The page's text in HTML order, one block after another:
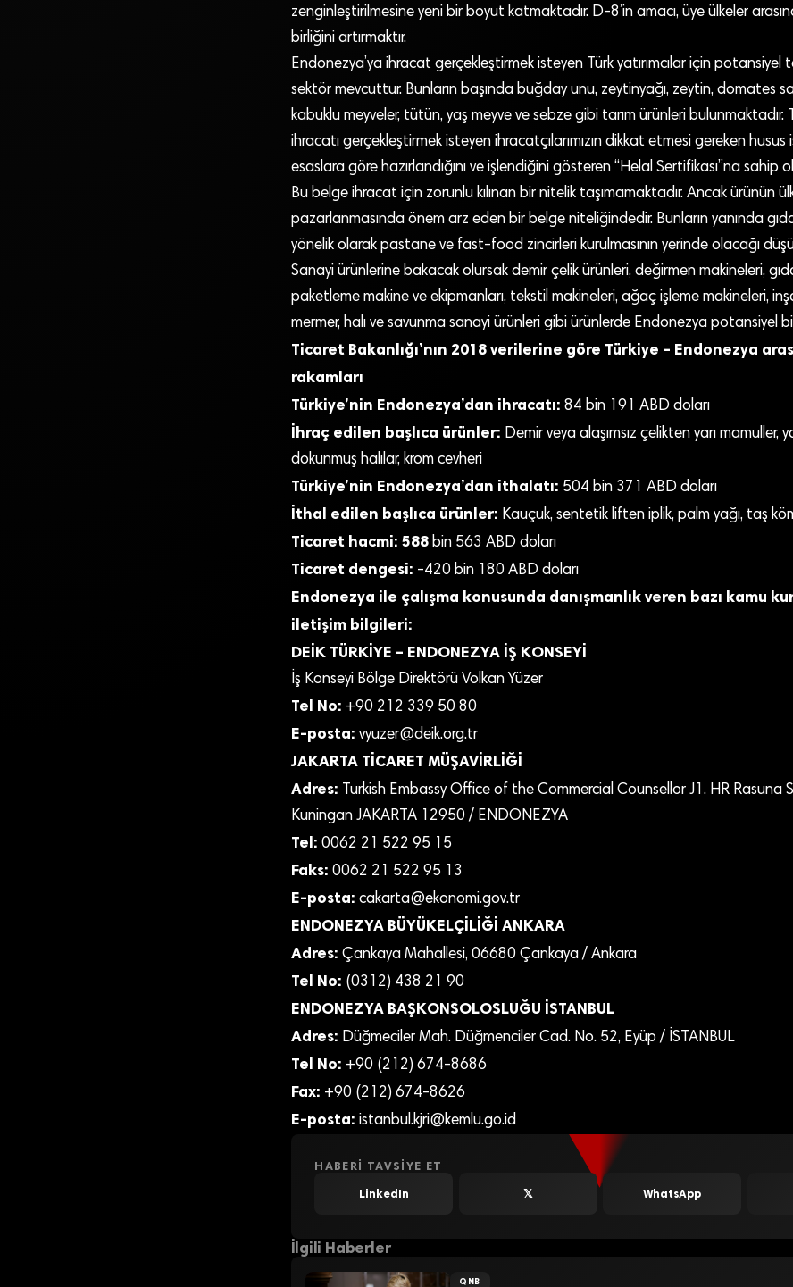
zenginleştirilmesine yeni bir boyut katmaktadır. D-8’in amacı, üye ülkeler
birliğini artırmaktır.
Endonezya’ya ihracat gerçekleştirmek isteyen Türk yatırımcılar için potansiyel
sektör mevcuttur. Bunların başında buğday unu, zeytinyağı, zeytin, domates
kabuklu meyveler, tütün, yaş meyve ve sebze gibi tarım ürünleri bulunmaktadır.
ihracatı gerçekleştirmek isteyen ihracatçılarımızın dikkat etmesi gereken husus
esaslara göre hazırlandığını ve işlendiğini gösteren “Helal Sertifikası”na sahip
Bu belge ihracat için zorunlu kılınan bir nitelik taşımamaktadır. Ancak ürünün
pazarlanmasında önem arz eden bir belge niteliğindedir. Bunların yanında
yönelik olarak pastane ve fast-food zincirleri kurulmasının yerinde olacağı
Sanayi ürünlerine bakacak olursak demir çelik ürünleri, değirmen makineleri,
paketleme makine ve ekipmanları, tekstil makineleri, ağaç işleme makineleri,
mermer, halı ve savunma sanayi ürünleri gibi ürünlerde Endonezya potansiyel
Ticaret Bakanlığı’nın 2018 verilerine göre Türkiye – Endonezya
rakamları
Türkiye’nin Endonezya’dan ihracatı: 84 bin 191 ABD doları
İhraç edilen başlıca ürünler: Demir veya alaşımsız çelikten yarı mamuller,
dokunmuş halılar, krom cevheri
Türkiye’nin Endonezya’dan ithalatı: 504 bin 371 ABD doları
İthal edilen başlıca ürünler: Kauçuk, sentetik liften iplik, palm yağı, taş
Ticaret hacmi: 588bin 563 ABD doları
Ticaret dengesi: -420 bin 180 ABD doları
Endonezya ile çalışma konusunda danışmanlık veren bazı kamu
iletişim bilgileri:
DEİK TÜRKİYE – ENDONEZYA İŞ KONSEYİ
İş Konseyi Bölge Direktörü Volkan Yüzer
Tel No: +90 212 339 50 80
E-posta: vyuzer@deik.org.tr
JAKARTA TİCARET MÜŞAVİRLİĞİ
Adres: Turkish Embassy Office of the Commercial Counsellor J1. HR Rasuna
Kuningan JAKARTA 12950 / ENDONEZYA
Tel: 0062 21 522 95 15
Faks: 0062 21 522 95 13
E-posta: cakarta@ekonomi.gov.tr
ENDONEZYA BÜYÜKELÇİLİĞİ ANKARA
Adres: Çankaya Mahallesi, 06680 Çankaya / Ankara
Tel No: (0312) 438 21 90
ENDONEZYA BAŞKONSOLOSLUĞU İSTANBUL
Adres: Düğmeciler Mah. Düğmenciler Cad. No. 52, Eyüp / İSTANBUL
Tel No: +90 (212) 674-8686
Fax: +90 (212) 674-8626
E-posta: istanbul.kjri@kemlu.go.id
HABERI TAVSIYE ET
LinkedIn 𝕏 WhatsApp
İlgili Haberler
QNB